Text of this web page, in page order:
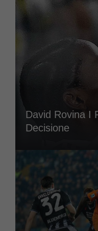
David Rovina I
Decisione